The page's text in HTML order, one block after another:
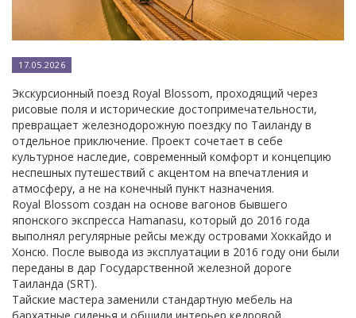
17.05.2026
Экскурсионный поезд Royal Blossom, проходящий через
рисовые поля и исторические достопримечательности,
превращает железнодорожную поездку по Таиланду в
отдельное приключение. Проект сочетает в себе
культурное наследие, современный комфорт и концепцию
неспешных путешествий с акцентом на впечатления и
атмосферу, а не на конечный пункт назначения.
Royal Blossom создан на основе вагонов бывшего
японского экспресса Hamanasu, который до 2016 года
выполнял регулярные рейсы между островами Хоккайдо и
Хонсю. После вывода из эксплуатации в 2016 году они были
переданы в дар Государственной железной дороге
Таиланда (SRT).
Тайские мастера заменили стандартную мебель на